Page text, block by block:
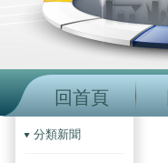
回首頁
分類新聞